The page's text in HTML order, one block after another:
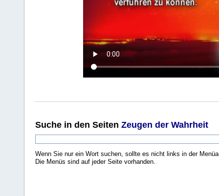
Suche in den Seiten Zeugen der Wahrheit
Wenn Sie nur ein Wort suchen, sollte es nicht links in der
Die Menüs sind auf jeder Seite vorhanden..